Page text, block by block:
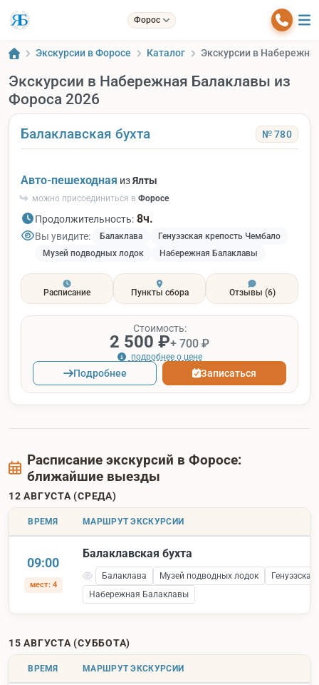
Форос
Экскурсии в Форосе Каталог Экскурсии в
Экскурсии в Набережная Балаклавы из
Фороса 2026
Балаклавская бухта № 780
Авто-пешеходная изЯлты
можно присоединиться в Форосе
Продолжительность: 8ч.
Вы увидите: Балаклава
Генуэзская крепость Чембало
Музей подводных лодок
Набережная Балаклавы
Расписание Пункты сбора Отзывы (6)
Стоимость:
2 500 ₽+ 700 ₽
подробнее о цене
Подробнее Записаться
Расписание экскурсий в Форосе:
ближайшие выезды
12 АВГУСТА (СРЕДА)
ВРЕМЯ МАРШРУТ ЭКСКУРСИИ
09:00
мест: 4
Балаклавская бухта
Балаклава Музей подводных лодок
Набережная Балаклавы
15 АВГУСТА (СУББОТА)
ВРЕМЯ МАРШРУТ ЭКСКУРСИИ